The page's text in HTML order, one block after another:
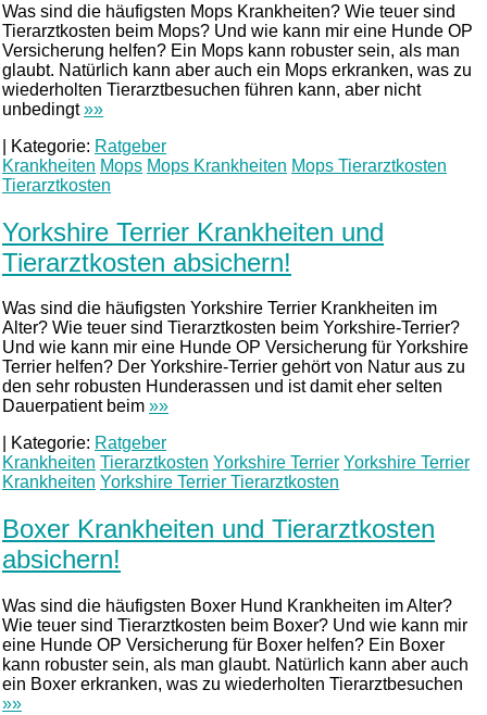
Was sind die häufigsten Mops Krankheiten? Wie teuer sind
Tierarztkosten beim Mops? Und wie kann mir eine Hunde OP
Versicherung helfen? Ein Mops kann robuster sein, als man
glaubt. Natürlich kann aber auch ein Mops erkranken, was zu
wiederholten Tierarztbesuchen führen kann, aber nicht
unbedingt»»
Kategorie: Ratgeber
Krankheiten Mops Mops Krankheiten Mops Tierarztkosten
Tierarztkosten
Yorkshire Terrier Krankheiten und
Tierarztkosten absichern!
Was sind die häufigsten Yorkshire Terrier Krankheiten im
Alter? Wie teuer sind Tierarztkosten beim Yorkshire-Terrier?
Und wie kann mir eine Hunde OP Versicherung für Yorkshire
Terrier helfen? Der Yorkshire-Terrier gehört von Natur aus zu
den sehr robusten Hunderassen und ist damit eher selten
Dauerpatient beim »»
Kategorie: Ratgeber
Krankheiten Tierarztkosten Yorkshire Terrier Yorkshire Terrier
Krankheiten Yorkshire Terrier Tierarztkosten
Boxer Krankheiten und Tierarztkosten
absichern!
Was sind die häufigsten Boxer Hund Krankheiten im Alter?
Wie teuer sind Tierarztkosten beim Boxer? Und wie kann mir
eine Hunde OP Versicherung für Boxer helfen? Ein Boxer
kann robuster sein, als man glaubt. Natürlich kann aber auch
ein Boxer erkranken, was zu wiederholten Tierarztbesuchen
»»